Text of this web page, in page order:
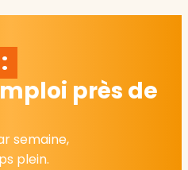
près de
semaine,
plein.